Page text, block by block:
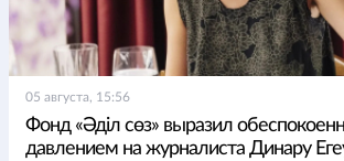
05 августа, 15:56
Фонд «Әділ сөз» выразил
давлением на журналиста Динару